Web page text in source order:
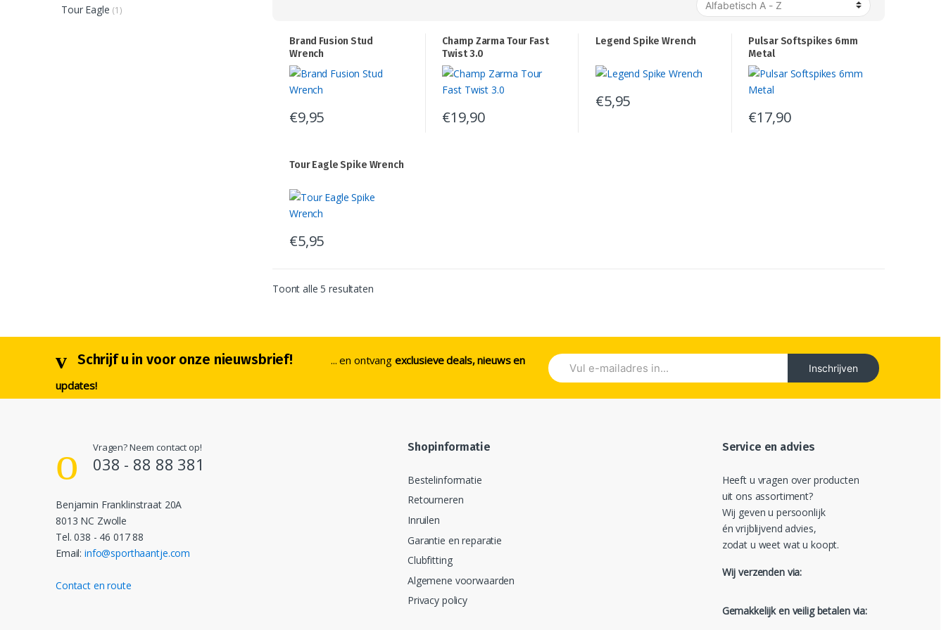
Brand Fusion Stud
Wrench
€9,95
Champ Zarma Tour Fast
Twist 3.0
€19,90
Legend Spike Wrench
€5,95
Pulsar Softspikes 6mm
Metal
€17,90
Tour Eagle Spike Wrench
€5,95
Toont alle 5 resultaten
Tour Eagle (1)
Schrijf u in voor onze nieuwsbrief! ... en ontvang exclusieve deals, nieuws en
updates!
Inschrijven
Vragen? Neem contact op!
038 - 88 88 381
Benjamin Franklinstraat 20A
8013 NC Zwolle
Tel. 038 - 46 017 88
Email:info@sporthaantje.com
Contact en route
Shopinformatie
Bestelinformatie
Retourneren
Inruilen
Garantie en reparatie
Clubfitting
Algemene voorwaarden
Privacy policy
Service en advies
Heeft u vragen over producten
uit ons assortiment?
Wij geven u persoonlijk
én vrijblijvend advies,
zodat u weet wat u koopt.
Wij verzenden via:
Gemakkelijk en veilig betalen via: